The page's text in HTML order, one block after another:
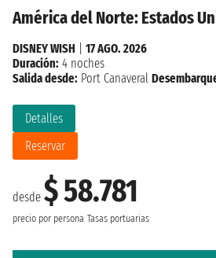
América del Norte: Estados
desde $ 58.781
precio por persona Tasas portuarias
Detalles
Reservar
DISNEY WISH
17 AGO. 2026
Duración: 4 noches
Salida desde: Port Canaveral